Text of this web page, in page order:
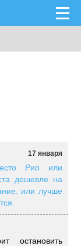
17 января
Рио или
дешевле на
или лучше
остановить